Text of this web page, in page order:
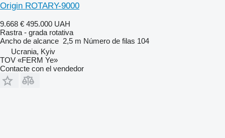
Origin ROTARY-9000
9.668 € 495.000 UAH
Rastra - grada rotativa
Ancho de alcance 2,5 m Número de filas 104
Ucrania, Kyiv
TOV «FERM Ye»
Contacte con el vendedor